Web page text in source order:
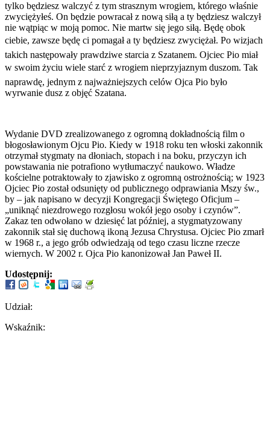
tylko będziesz walczyć z tym strasznym wrogiem, którego właśnie
zwyciężyłeś. On będzie powracał z nową siłą a ty będziesz walczył
nie wątpiąc w moją pomoc. Nie martw się jego siłą. Będę obok
ciebie, zawsze będę ci pomagał a ty będziesz zwyciężał. Po wizjach
takich następowały prawdziwe starcia z Szatanem. Ojciec Pio miał
w swoim życiu wiele starć z wrogiem nieprzyjaznym duszom. Tak
naprawdę, jednym z najważniejszych celów Ojca Pio było
wyrwanie dusz z objęć Szatana.
Wydanie DVD zrealizowanego z ogromną dokładnością film o
błogosławionym Ojcu Pio. Kiedy w 1918 roku ten włoski zakonnik
otrzymał stygmaty na dłoniach, stopach i na boku, przyczyn ich
powstawania nie potrafiono wytłumaczyć naukowo. Władze
kościelne potraktowały to zjawisko z ogromną ostrożnością; w 1923
Ojciec Pio został odsunięty od publicznego odprawiania Mszy św.,
by – jak napisano w decyzji Kongregacji Świętego Oficjum –
„uniknąć niezdrowego rozgłosu wokół jego osoby i czynów”.
Zakaz ten odwołano w dziesięć lat później, a stygmatyzowany
zakonnik stał się duchową ikoną Jezusa Chrystusa. Ojciec Pio zmarł
w 1968 r., a jego grób odwiedzają od tego czasu liczne rzecze
wiernych. W 2002 r. Ojca Pio kanonizował Jan Paweł II.
Udostępnij:
Udział:
Wskaźnik: